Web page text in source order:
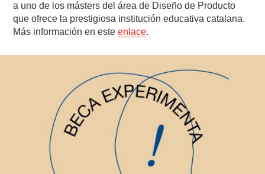
a uno de los másters del área de Diseño de Producto
que ofrece la prestigiosa institución educativa catalana.
Más información en esteenlace.